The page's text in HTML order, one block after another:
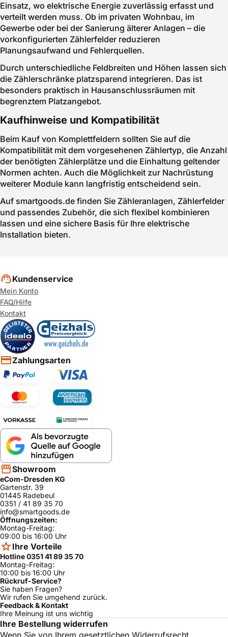
Einsatz, wo elektrische Energie zuverlässig erfasst und
verteilt werden muss. Ob im privaten Wohnbau, im
Gewerbe oder bei der Sanierung älterer Anlagen – die
vorkonfigurierten Zählerfelder reduzieren
Planungsaufwand und Fehlerquellen.
Durch unterschiedliche Feldbreiten und Höhen lassen sich
die Zählerschränke platzsparend integrieren. Das ist
besonders praktisch in Hausanschlussräumen mit
begrenztem Platzangebot.
Kaufhinweise und Kompatibilität
Beim Kauf von Komplettfeldern sollten Sie auf die
Kompatibilität mit dem vorgesehenen Zählertyp, die Anzahl
der benötigten Zählerplätze und die Einhaltung geltender
Normen achten. Auch die Möglichkeit zur Nachrüstung
weiterer Module kann langfristig entscheidend sein.
Auf smartgoods.de finden Sie Zähleranlagen, Zählerfelder
und passendes Zubehör, die sich flexibel kombinieren
lassen und eine sichere Basis für Ihre elektrische
Installation bieten.
Kundenservice
Mein Konto
FAQ/Hilfe
Kontakt
Zahlungsarten
Showroom
eCom-Dresden KG
Gartenstr. 39
01445 Radebeul
0351 / 41 89 35 70
info@smartgoods.de
Öffnungszeiten:
Montag-Freitag:
09:00 bis 16:00 Uhr
Ihre Vorteile
Hotline 0351 41 89 35 70
Montag-Freitag:
10:00 bis 16:00 Uhr
Rückruf-Service?
Sie haben Fragen?
Wir rufen Sie umgehend zurück.
Feedback & Kontakt
Ihre Meinung ist uns wichtig
Ihre Bestellung widerrufen